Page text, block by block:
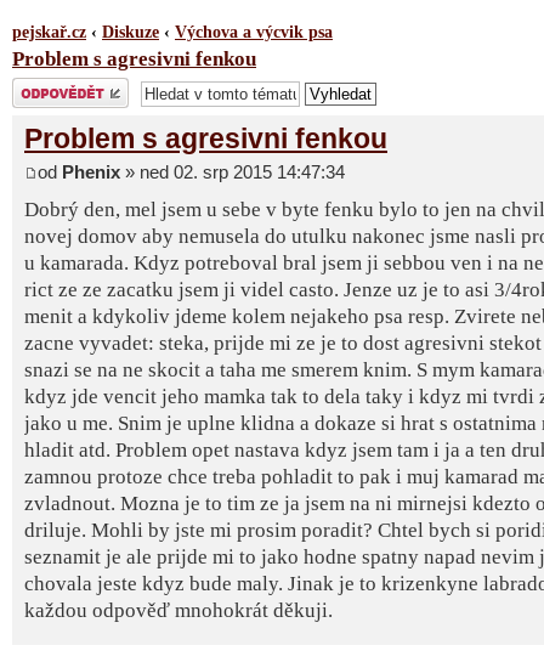
pejskař.cz ‹ Diskuze ‹ Výchova a výcvik psa
Problem s agresivni fenkou
Odeslat odpověď
Problem s agresivni fenkou
od Phenix » ned 02. srp 2015 14:47:34
Dobrý den, mel jsem u sebe v byte fenku bylo to jen na
novej domov aby nemusela do utulku nakonec jsme nasli
u kamarada. Kdyz potreboval bral jsem ji sebbou ven i na
rict ze ze zacatku jsem ji videl casto. Jenze uz je to asi 3/
menit a kdykoliv jdeme kolem nejakeho psa resp. Zvirete
zacne vyvadet: steka, prijde mi ze je to dost agresivni
snazi se na ne skocit a taha me smerem knim. S mym
kdyz jde vencit jeho mamka tak to dela taky i kdyz mi tvrdi
jako u me. Snim je uplne klidna a dokaze si hrat s ostatnima
hladit atd. Problem opet nastava kdyz jsem tam i ja a ten
zamnou protoze chce treba pohladit to pak i muj kamarad
zvladnout. Mozna je to tim ze ja jsem na ni mirnejsi kdezto
driluje. Mohli by jste mi prosim poradit? Chtel bych si
seznamit je ale prijde mi to jako hodne spatny napad nevim
chovala jeste kdyz bude maly. Jinak je to krizenkyne
každou odpověď mnohokrát děkuji.